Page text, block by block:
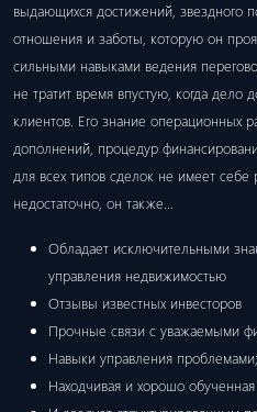
выдающихся достижений, звездного
отношения и заботы, которую он
сильными навыками ведения
не тратит время впустую, когда дело
клиентов. Его знание операционных
дополнений, процедур
для всех типов сделок не имеет себе
недостаточно, он также…
Обладает исключительными
управления недвижимостью
Отзывы известных инвесторов
Прочные связи с уважаемыми
Навыки управления проблемами;
Находчивая и хорошо